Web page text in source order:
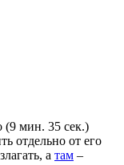
(9 мин. 35 сек.)
отдельно от его
а там –